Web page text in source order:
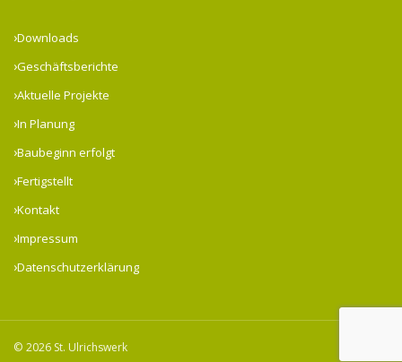
Downloads
Geschäftsberichte
Aktuelle Projekte
In Planung
Baubeginn erfolgt
Fertigstellt
Kontakt
Impressum
Datenschutzerklärung
© 2026 St. Ulrichswerk